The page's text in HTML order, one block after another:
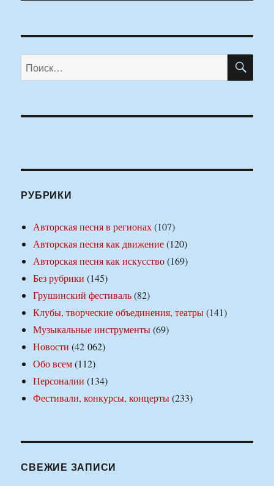
Искать:
РУБРИКИ
Авторская песня в регионах(107)
Авторская песня как движение(120)
Авторская песня как искусство(169)
Без рубрики (145)
Грушинский фестиваль(82)
Клубы, творческие объединения, театры(141)
Музыкальные инструменты(69)
Новости (42 062)
Обо всем(112)
Персоналии (134)
Фестивали, конкурсы, концерты(233)
СВЕЖИЕ ЗАПИСИ